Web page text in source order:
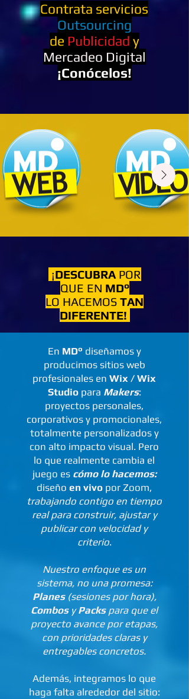
Contrata servicios
Outsourcing
de Publicidad y
Mercadeo Digital
¡Conócelos!
¡DESCUBRA POR
QUE EN MD°
LO HACEMOS TAN
DIFERENTE!
En MD° diseñamos y
producimos sitios web
profesionales en Wix / Wix
Studiopara Makers:
proyectos personales,
corporativos y promocionales,
totalmente personalizados y
con alto impacto visual. Pero
lo que realmente cambia el
juego es cómo lo hacemos:
diseño en vivo por Zoom,
trabajando contigo en tiempo
real para construir, ajustar y
publicar con velocidad y
criterio.
Nuestro enfoque es un
sistema, no una promesa:
Planes (sesiones por hora),
CombosyPackspara que el
proyecto avance por etapas,
con prioridades claras y
entregables concretos.
Además, integramos lo que
haga falta alrededor del sitio: